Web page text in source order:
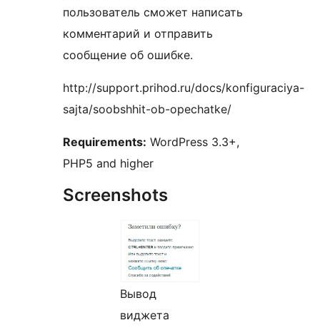
пользователь сможет написать
комментарий и отправить
сообщение об ошибке.
http://support.prihod.ru/docs/konfiguraciya-
sajta/soobshhit-ob-opechatke/
Requirements: WordPress 3.3+,
PHP5 and higher
Screenshots
Вывод
виджета